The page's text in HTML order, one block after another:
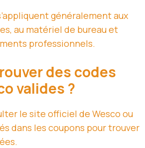
généralement aux
au matériel de bureau et
professionnels.
des codes
valides ?
le site officiel de Wesco ou
dans les coupons pour trouver